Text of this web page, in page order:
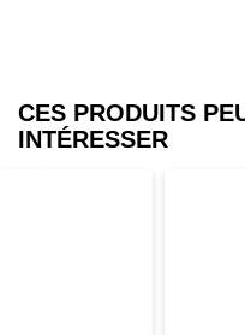
CES PRODUITS
INTÉRESSER